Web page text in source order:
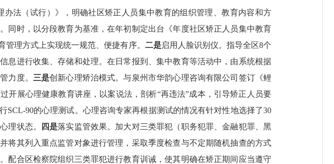
法（试行）》，明确社区矫正人员集中教育的组织管理、教育内容和方
同时，以分段教育为基准，在年初制定出台《年度社区矫正人员集中教育
理方式上实现统一规范、便捷有序。 二是启用人脸识别仪。指导全区8个
息进行收集、存储和处理。在日常报到、集中教育等活动中，由系统根据
力度。 三是创新心理矫治模式。与泉州市华韵心理咨询有限公司签订《鲤
展心理健康教育讲座，以案说法，剖析“再违法”成本，引导矫正人员要
SCL-90的心理测试。心理咨询专家再根据测试的情况有针对性地选择了30
理状态。
四是落实监管效果。加大对三类罪犯（职务犯罪、金融犯罪、黑
将其列入重点监管对象进行管理，采取季度检查与不定期随机抽查的方式
配合区检察院组织三类罪犯进行教育训诫，使其明确在矫正期间应当遵守